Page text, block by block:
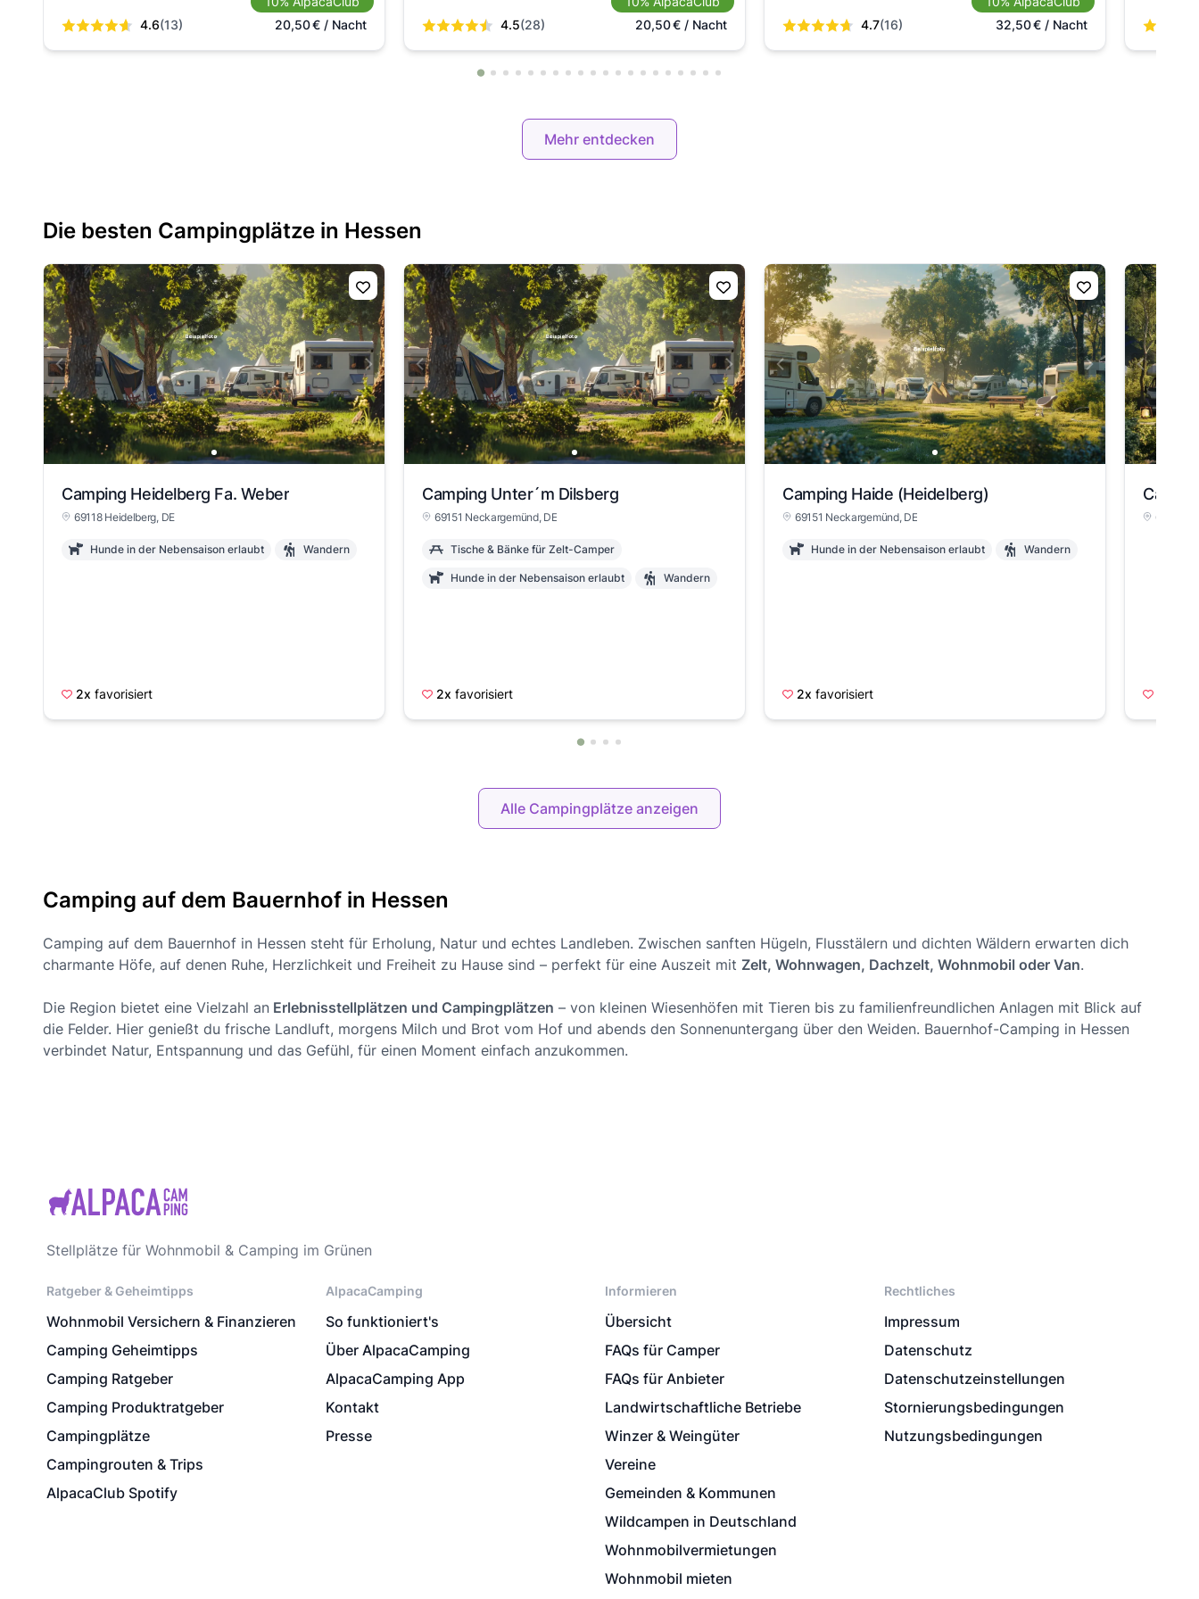
4.6(13)
20,50€ / Nacht 4.5(28)
20,50€ / Nacht 4.7(16)
32,50€ / Nacht
Mehr entdecken
Die besten Campingplätze in Hessen
Camping Heidelberg Fa. Weber
69118 Heidelberg, DE
Hunde in der Nebensaison erlaubt Wandern
2x favorisiert
Camping Unter´m Dilsberg
69151 Neckargemünd, DE
Tische & Bänke für Zelt-Camper
Hunde in der Nebensaison erlaubt Wandern
2x favorisiert
Camping Haide (Heidelberg)
69151 Neckargemünd, DE
Hunde in der Nebensaison erlaubt Wandern
2x favorisiert
69151
Alle Campingplätze anzeigen
Camping auf dem Bauernhof in Hessen
Camping auf dem Bauernhof in Hessen steht für Erholung, Natur und echtes Landleben. Zwischen sanften Hügeln, Flusstälern und dichten Wäldern erwarten dich
charmante Höfe, auf denen Ruhe, Herzlichkeit und Freiheit zu Hause sind – perfekt für eine Auszeit mit Zelt, Wohnwagen, Dachzelt, Wohnmobil oder Van.
Die Region bietet eine Vielzahl an Erlebnisstellplätzen und Campingplätzen – von kleinen Wiesenhöfen mit Tieren bis zu familienfreundlichen Anlagen mit Blick auf
die Felder. Hier genießt du frische Landluft, morgens Milch und Brot vom Hof und abends den Sonnenuntergang über den Weiden. Bauernhof-Camping in Hessen
verbindet Natur, Entspannung und das Gefühl, für einen Moment einfach anzukommen.
Stellplätze für Wohnmobil & Camping im Grünen
Ratgeber & Geheimtipps
Wohnmobil Versichern & Finanzieren
Camping Geheimtipps
Camping Ratgeber
Camping Produktratgeber
Campingplätze
Campingrouten & Trips
AlpacaClub Spotify
AlpacaCamping
So funktioniert's
Über AlpacaCamping
AlpacaCamping App
Kontakt
Presse
Informieren
Übersicht
FAQs für Camper
FAQs für Anbieter
Landwirtschaftliche Betriebe
Winzer & Weingüter
Vereine
Gemeinden & Kommunen
Wildcampen in Deutschland
Wohnmobilvermietungen
Wohnmobil mieten
Rechtliches
Impressum
Datenschutz
Datenschutzeinstellungen
Stornierungsbedingungen
Nutzungsbedingungen